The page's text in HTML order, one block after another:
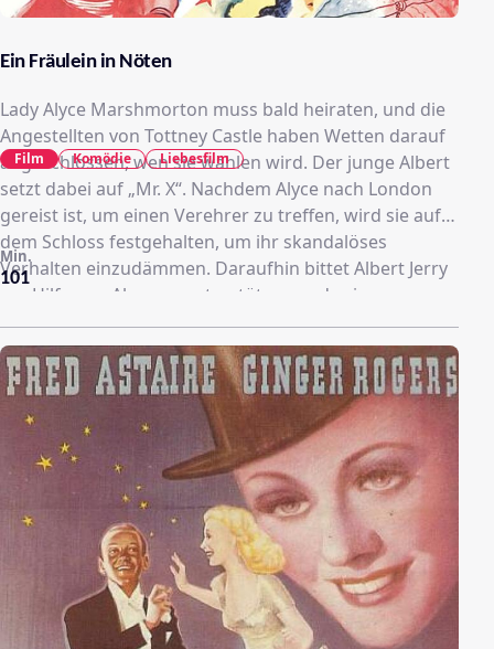
Ein Fräulein in Nöten
Lady Alyce Marshmorton muss bald heiraten, und die
Angestellten von Tottney Castle haben Wetten darauf
abgeschlossen, wen sie wählen wird. Der junge Albert
setzt dabei auf „Mr. X“. Nachdem Alyce nach London
gereist ist, um einen Verehrer zu treffen, wird sie auf
dem Schloss festgehalten, um ihr skandalöses
Verhalten einzudämmen. Daraufhin bittet Albert Jerry
um Hilfe, um Alyce zu unterstützen und seine
Investition zu schützen.
101
Min.
Film Komödie Liebesfilm